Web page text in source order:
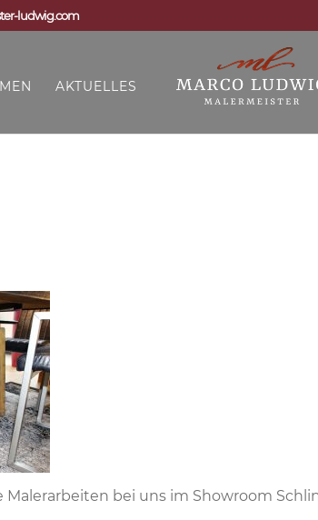
ludwig.com
AKTUELLES
bei uns im Showroom